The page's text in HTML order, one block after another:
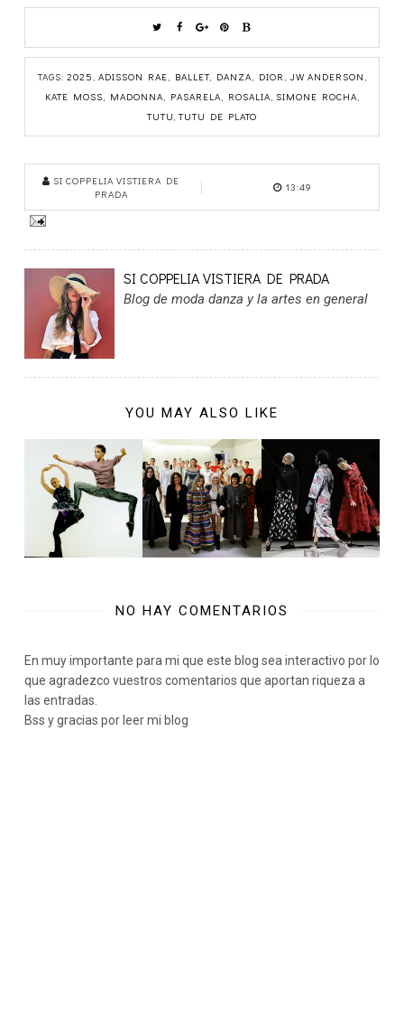
TAGS: 2025 ADISSON RAE BALLET, DANZA DIOR JW ANDERSON
KATE MOSS
MADONNA PASARELA ROSALIA SIMONE ROCHA
TUTU ,TUTU DE PLATO
SI COPPELIA VISTIERA DE
PRADA
13:49
SI COPPELIA VISTIERA DE PRADA
Blog de moda danza y la artes en general
YOU MAY ALSO LIKE
NO HAY COMENTARIOS
En muy importante para mi que este blog sea interactivo por lo
que agradezco vuestros comentarios que aportan riqueza a
las entradas.
Bss y gracias por leer mi blog